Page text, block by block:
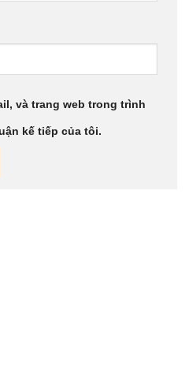
và trang web trong trình
kế tiếp của tôi.